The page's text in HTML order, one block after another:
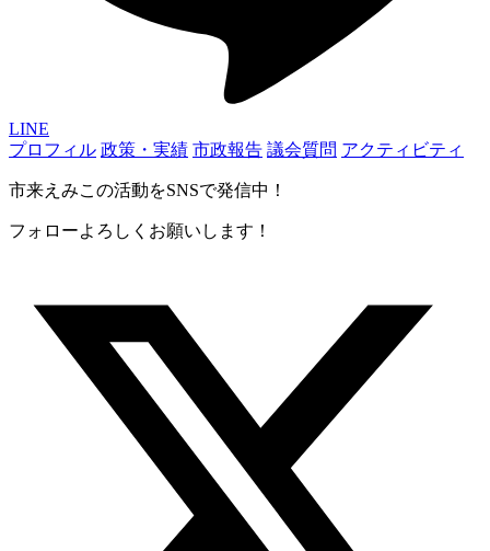
LINE
プロフィル 政策・実績 市政報告 議会質問 アクティビティ
市来えみこの活動をSNSで発信中！
フォローよろしくお願いします！